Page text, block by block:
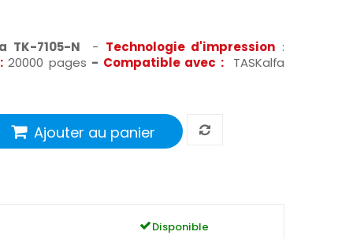
TK-7105-N - Technologie d'impression :
20000 pages - Compatible avec : TASKalfa
Ajouter au panier
Disponible